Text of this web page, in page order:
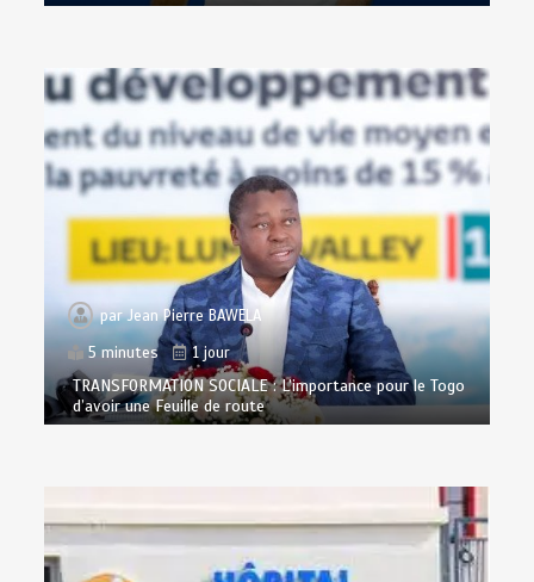
parJean Pierre BAWELA
5 minutes
1 jour
TRANSFORMATION SOCIALE : L’importance pour le Togo
d’avoir une Feuille de route